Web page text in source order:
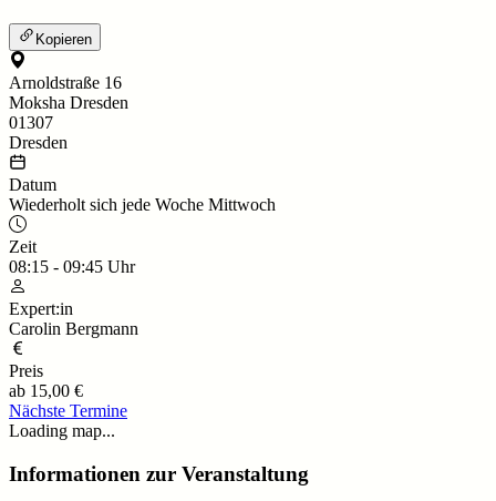
Kopieren
Arnoldstraße 16
Moksha Dresden
01307
Dresden
Datum
Wiederholt sich jede Woche Mittwoch
Zeit
08:15 - 09:45 Uhr
Expert:in
Carolin Bergmann
Preis
ab 15,00 €
Nächste Termine
Loading map...
Informationen zur Veranstaltung